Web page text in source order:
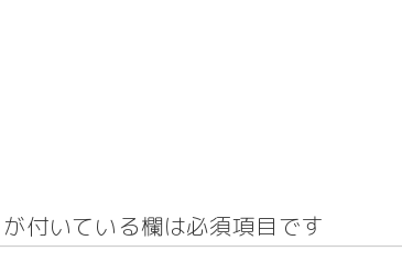
が付いている欄は必須項目です